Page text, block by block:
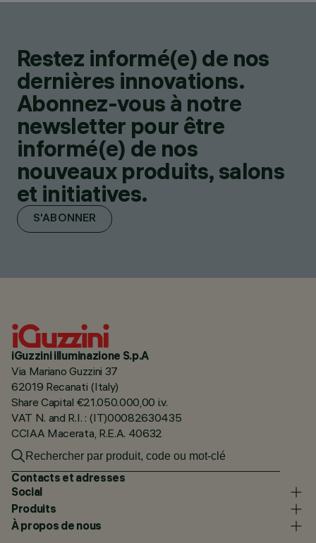
Restez informé(e) de nos
dernières innovations.
Abonnez-vous à notre
newsletter pour être
informé(e) de nos
nouveaux produits, salons
et initiatives.
S'ABONNER
iGuzzini illuminazione S.p.A
Via Mariano Guzzini 37
62019 Recanati (Italy)
Share Capital €21.050.000,00 i.v.
VAT N. and R.I. : (IT)00082630435
CCIAA Macerata, R.E.A. 40632
Contacts et adresses
Social
Produits
À propos de nous